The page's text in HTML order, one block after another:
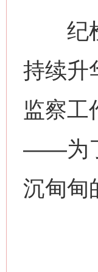
纪检
持续升
监察工
——为
沉甸甸
网上购